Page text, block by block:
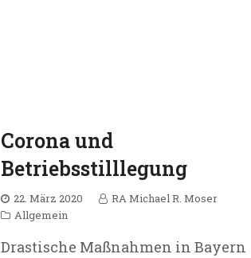
Corona und
Betriebsstilllegung
22. März 2020
RA Michael R. Moser
Allgemein
Drastische Maßnahmen in Bayern